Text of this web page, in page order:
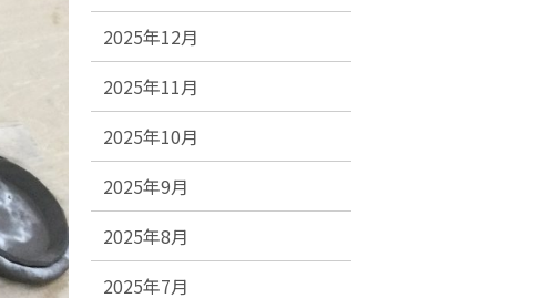
2025年12月
2025年11月
2025年10月
2025年9月
2025年8月
2025年7月